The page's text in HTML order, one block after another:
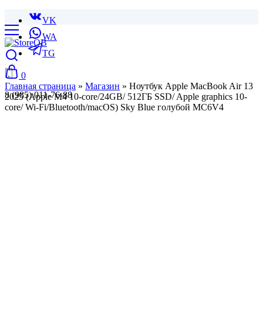
VK
WA
TG
8 (985) 011-76-88
0
Главная страница » Магазин » Ноутбук Apple MacBook Air 13
2025 (Apple M4 10-core/24GB/ 512ГБ SSD/ Apple graphics 10-
core/ Wi-Fi/Bluetooth/macOS) Sky Blue голубой MC6V4